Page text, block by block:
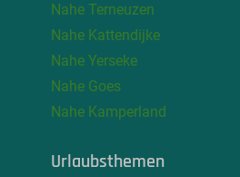
Nahe Terneuzen
Nahe Kattendijke
Nahe Yerseke
Nahe Goes
Nahe Kamperland
Urlaubsthemen